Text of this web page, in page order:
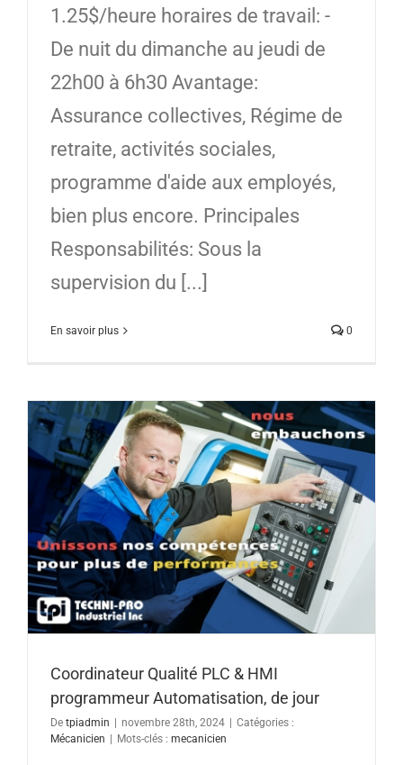
1.25$/heure horaires de travail: -
De nuit du dimanche au jeudi de
22h00 à 6h30 Avantage:
Assurance collectives, Régime de
retraite, activités sociales,
programme d'aide aux employés,
bien plus encore. Principales
Responsabilités: Sous la
supervision du [...]
En savoir plus 0
Coordinateur Qualité PLC & HMI
programmeur Automatisation, de jour
De tpiadmin novembre 28th, 2024
Catégories :
Mécanicien
Mots-clés : mecanicien